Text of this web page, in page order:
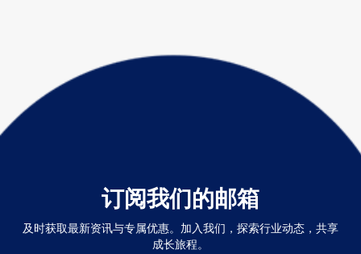
订阅我们的邮箱
及时获取最新资讯与专属优惠。加入我们，探索行业动态，共享
成长旅程。